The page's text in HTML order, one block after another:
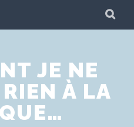
JE NE
À LA